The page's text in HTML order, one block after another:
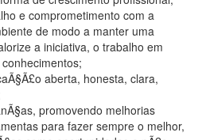
e comprometimento com a
de modo a manter uma
a iniciativa, o trabalho em
aberta, honesta, clara,
promovendo melhorias
para fazer sempre o melhor,